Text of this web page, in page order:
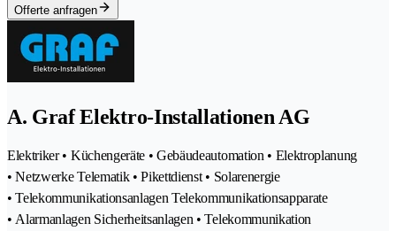
Offerte anfragen
A. Graf Elektro-Installationen AG
Elektriker • Küchengeräte • Gebäudeautomation • Elektroplanung
• Netzwerke Telematik • Pikettdienst • Solarenergie
• Telekommunikationsanlagen Telekommunikationsapparate
• Alarmanlagen Sicherheitsanlagen • Telekommunikation